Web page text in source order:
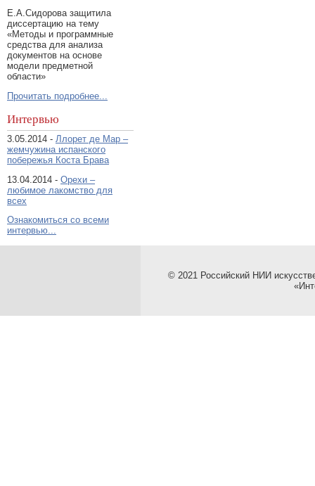
Е.А.Сидорова защитила
диссертацию на тему
«Методы и программные
средства для анализа
документов на основе
модели предметной
области»
Прочитать подробнее...
Интервью
3.05.2014 - Ллорет де Мар –
жемчужина испанского
побережья Коста Брава
13.04.2014 - Орехи –
любимое лакомство для
всех
Ознакомиться со всеми
интервью...
© 2021 Российский НИИ